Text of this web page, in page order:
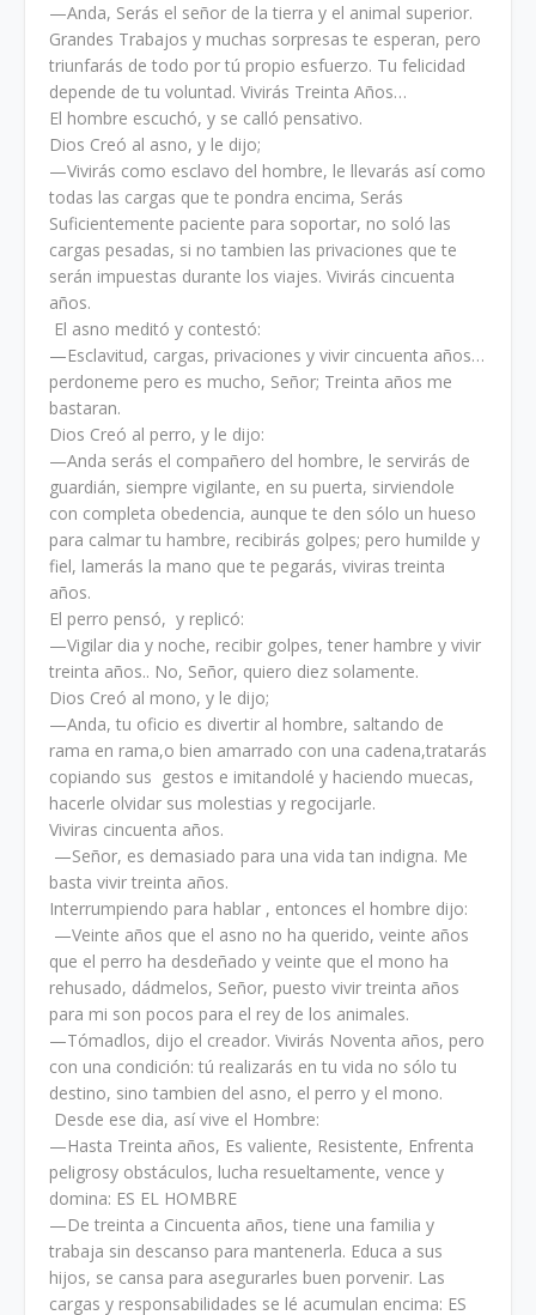
—Anda, Serás el señor de la tierra y el animal superior.
Grandes Trabajos y muchas sorpresas te esperan, pero
triunfarás de todo por tú propio esfuerzo. Tu felicidad
depende de tu voluntad. Vivirás Treinta Años…
El hombre escuchó, y se calló pensativo.
Dios Creó al asno, y le dijo;
—Vivirás como esclavo del hombre, le llevarás así como
todas las cargas que te pondra encima, Serás
Suficientemente paciente para soportar, no soló las
cargas pesadas, si no tambien las privaciones que te
serán impuestas durante los viajes. Vivirás cincuenta
años.
El asno meditó y contestó:
—Esclavitud, cargas, privaciones y vivir cincuenta años…
perdoneme pero es mucho, Señor; Treinta años me
bastaran.
Dios Creó al perro, y le dijo:
—Anda serás el compañero del hombre, le servirás de
guardián, siempre vigilante, en su puerta, sirviendole
con completa obedencia, aunque te den sólo un hueso
para calmar tu hambre, recibirás golpes; pero humilde y
fiel, lamerás la mano que te pegarás, viviras treinta
años.
El perro pensó, y replicó:
—Vigilar dia y noche, recibir golpes, tener hambre y vivir
treinta años.. No, Señor, quiero diez solamente.
Dios Creó al mono, y le dijo;
—Anda, tu oficio es divertir al hombre, saltando de
rama en rama,o bien amarrado con una cadena,tratarás
copiando sus gestos e imitandolé y haciendo muecas,
hacerle olvidar sus molestias y regocijarle.
Viviras cincuenta años.
—Señor, es demasiado para una vida tan indigna. Me
basta vivir treinta años.
Interrumpiendo para hablar , entonces el hombre dijo:
—Veinte años que el asno no ha querido, veinte años
que el perro ha desdeñado y veinte que el mono ha
rehusado, dádmelos, Señor, puesto vivir treinta años
para mi son pocos para el rey de los animales.
—Tómadlos, dijo el creador. Vivirás Noventa años, pero
con una condición: tú realizarás en tu vida no sólo tu
destino, sino tambien del asno, el perro y el mono.
Desde ese dia, así vive el Hombre:
—Hasta Treinta años, Es valiente, Resistente, Enfrenta
peligrosy obstáculos, lucha resueltamente, vence y
domina: ES EL HOMBRE
—De treinta a Cincuenta años, tiene una familia y
trabaja sin descanso para mantenerla. Educa a sus
hijos, se cansa para asegurarles buen porvenir. Las
cargas y responsabilidades se lé acumulan encima: ES